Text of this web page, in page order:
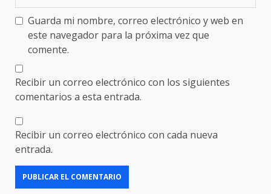
Guarda mi nombre, correo electrónico y web en
este navegador para la próxima vez que
comente.
Recibir un correo electrónico con los siguientes
comentarios a esta entrada.
Recibir un correo electrónico con cada nueva
entrada.